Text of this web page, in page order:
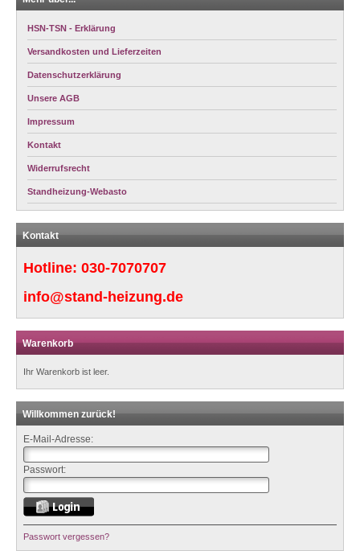
HSN-TSN - Erklärung
Versandkosten und Lieferzeiten
Datenschutzerklärung
Unsere AGB
Impressum
Kontakt
Widerrufsrecht
Standheizung-Webasto
Kontakt
Hotline: 030-7070707
info@stand-heizung.de
Warenkorb
Ihr Warenkorb ist leer.
Willkommen zurück!
E-Mail-Adresse:
Passwort:
Passwort vergessen?